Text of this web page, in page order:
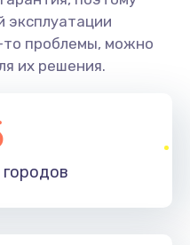
эксплуатации
то проблемы, можно
их решения.
городов